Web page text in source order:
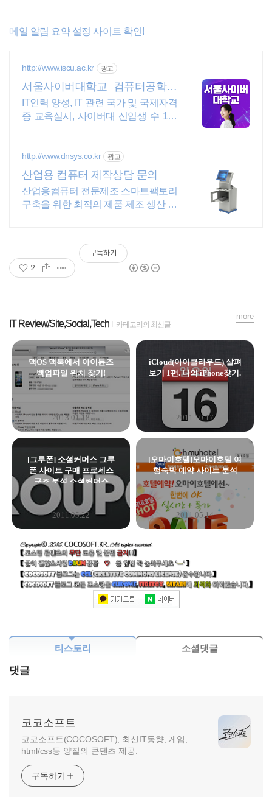
메일 알림 요약 설정 사이트 확인!
http://www.iscu.ac.kr 광고
서울사이버대학교 컴퓨터공학과
2026 가을학기 신편입생
IT인력 양성, IT 관련 국가 및 국제자격
증 교육실시, 사이버대 신입생 수 1위
http://www.dnsys.co.kr 광고
산업용 컴퓨터 제작상담 문의
산업용컴퓨터 전문제조 스마트팩토리
구축을 위한 최적의 제품 제조 생산 디
2
구독하기
IT Review/Site,Social,Tech 카테고리의 최신글
맥OS 맥북에서 아이튠즈
백업파일 위치 찾기!
2013.01.18
iCloud(아이클라우드) 살펴
보기 1편. 나의 iPhone찾기.
2011.10.17
[그루폰] 소셜커머스 그루
폰 사이트 구매 프로세스
구조 분석 소셜커머스
2011.05.22
[오마이호텔]오마이호텔 여
행숙박 예약 사이트 분석
2011.05.14
more
티스토리 소셜댓글
댓글
코코소프트
코코소프트(COCOSOFT), 최신IT동향, 게임,
html/css등 양질의 콘텐츠 제공.
구독하기